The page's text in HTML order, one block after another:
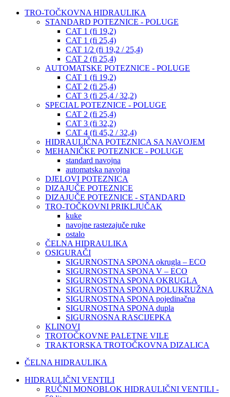
TRO-TOČKOVNA HIDRAULIKA
STANDARD POTEZNICE - POLUGE
CAT 1 (fi 19,2)
CAT 1 (fi 25,4)
CAT 1/2 (fi 19,2 / 25,4)
CAT 2 (fi 25,4)
AUTOMATSKE POTEZNICE - POLUGE
CAT 1 (fi 19,2)
CAT 2 (fi 25,4)
CAT 3 (fi 25,4 / 32,2)
SPECIAL POTEZNICE - POLUGE
CAT 2 (fi 25,4)
CAT 3 (fi 32,2)
CAT 4 (fi 45,2 / 32,4)
HIDRAULIČNA POTEZNICA SA NAVOJEM
MEHANIČKE POTEZNICE - POLUGE
standard navojna
automatska navojna
DJELOVI POTEZNICA
DIZAJUČE POTEZNICE
DIZAJUČE POTEZNICE - STANDARD
TRO-TOČKOVNI PRIKLJUČAK
kuke
navojne rastezajuče ruke
ostalo
ČELNA HIDRAULIKA
OSIGURAČI
SIGURNOSTNA SPONA okrugla – ECO
SIGURNOSTNA SPONA V – ECO
SIGURNOSTNA SPONA OKRUGLA
SIGURNOSTNA SPONA POLUKRUŽNA
SIGURNOSTNA SPONA pojedinačna
SIGURNOSTNA SPONA dupla
SIGURNOSNA RASCIJEPKA
KLINOVI
TROTOČKOVNE PALETNE VILE
TRAKTORSKA TROTOČKOVNA DIZALICA
ČELNA HIDRAULIKA
HIDRAULIČNI VENTILI
RUČNI MONOBLOK HIDRAULIČNI VENTILI -